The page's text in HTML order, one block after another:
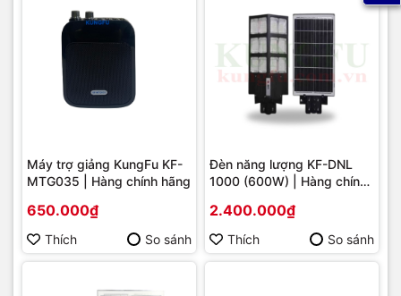
Máy trợ giảng KungFu KF-
MTG035 | Hàng chính hãng
650.000₫
Thích So sánh
Đèn năng lượng KF-DNL
1000 (600W) | Hàng chính
2.400.000₫
Thích So sánh